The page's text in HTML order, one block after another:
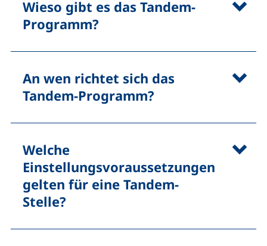
Wieso gibt es das Tandem-
Programm?
An wen richtet sich das
Tandem-Programm?
Welche
Einstellungsvoraussetzungen
gelten für eine Tandem-
Stelle?